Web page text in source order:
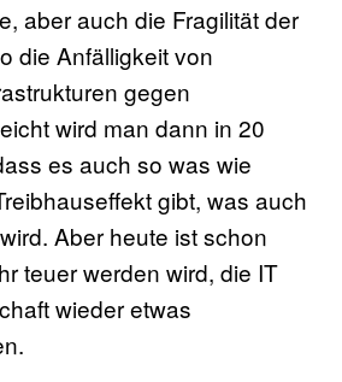
aber auch die Fragilität der
die Anfälligkeit von
gegen
wird man dann in 20
es auch so was wie
gibt, was auch
Aber heute ist schon
teuer werden wird, die IT
wieder etwas